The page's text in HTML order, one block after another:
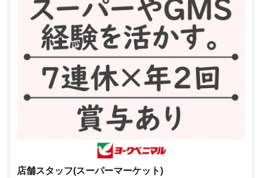
店舗スタッフ(スーパーマーケット)